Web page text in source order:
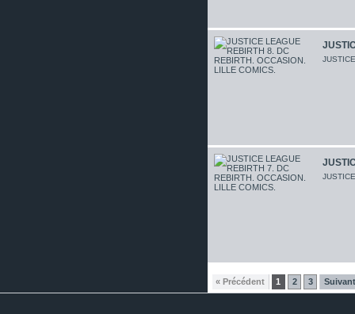
JUSTICE
JUSTICE
« Précédent 1 2 3